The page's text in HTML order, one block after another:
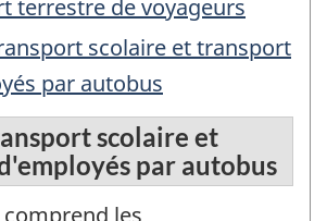
terrestre de voyageurs
scolaire et transport
par autobus
scolaire et
par autobus
les